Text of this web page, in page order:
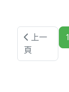
上一
頁
1